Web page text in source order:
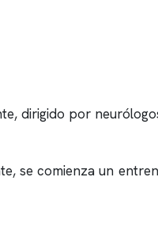
dirigido por
se comienza un